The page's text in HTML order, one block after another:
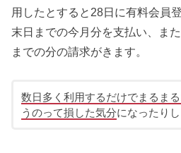
用したとすると28日に有料会員
末日までの今月分を支払い、ま
までの分の請求がきます。
数日多く利用するだけでまるま
うのって損した気分になったりし